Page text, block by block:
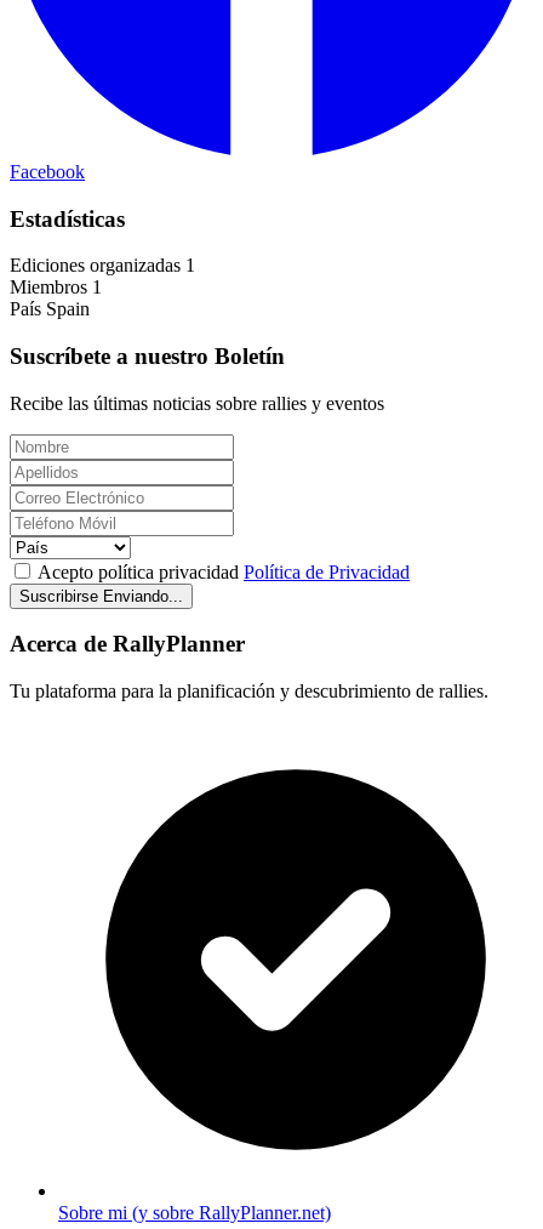
Facebook
Estadísticas
Ediciones organizadas 1
Miembros 1
País Spain
Suscríbete a nuestro Boletín
Recibe las últimas noticias sobre rallies y eventos
Acepto política privacidad Política de Privacidad
Suscribirse Enviando...
Acerca de RallyPlanner
Tu plataforma para la planificación y descubrimiento de rallies.
Sobre mi (y sobre RallyPlanner.net)